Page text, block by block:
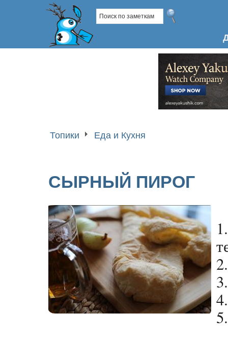
Топики Еда и Кухня
СЫРНЫЙ ПИРОГ